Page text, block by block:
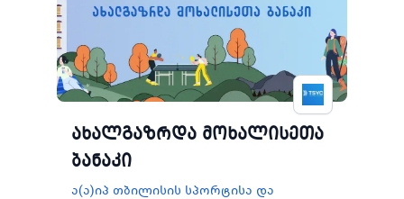
არამე…
ახალგაზრდა მოხალისეთა
ბანაკი
ა(ა)იპ თბილისის სპორტისა და